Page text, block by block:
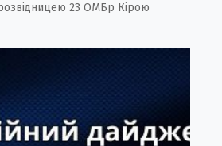
23 ОМБр Кірою